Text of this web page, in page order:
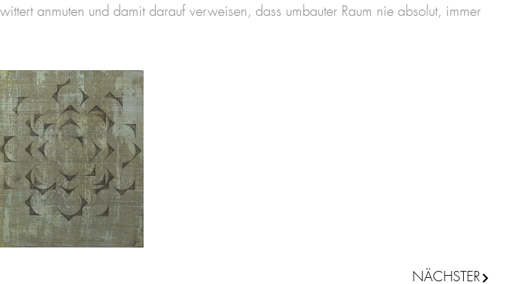
anmuten und damit darauf verweisen, dass umbauter Raum nie absolut, immer
NÄCHSTER